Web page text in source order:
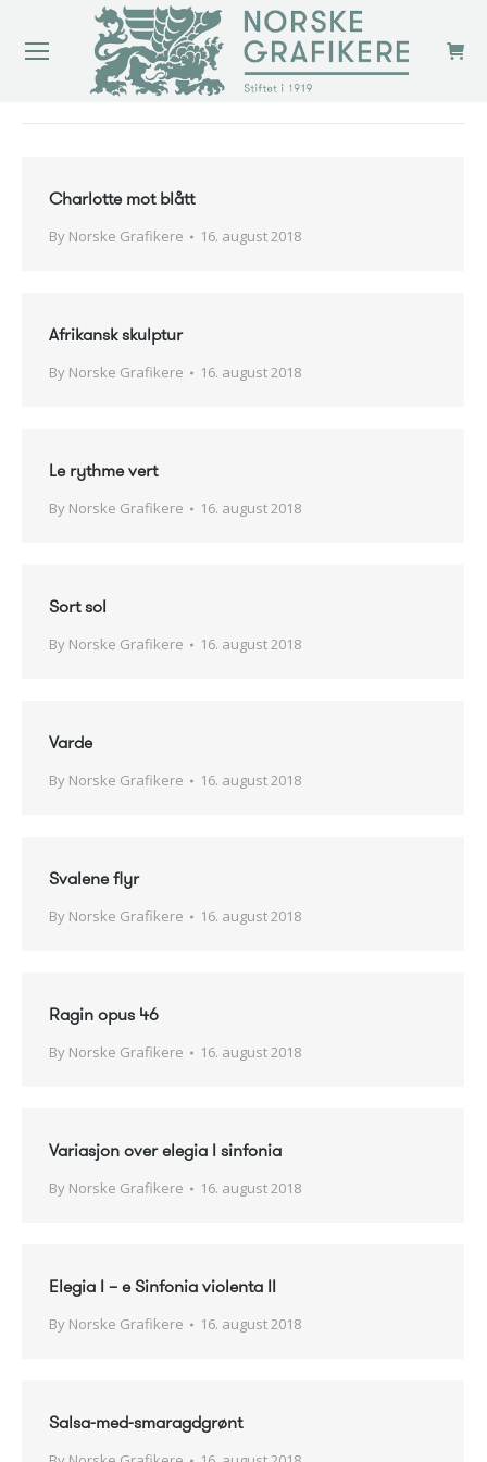
Charlotte mot blått
By Norske Grafikere 16. august 2018
Afrikansk skulptur
By Norske Grafikere 16. august 2018
Le rythme vert
By Norske Grafikere 16. august 2018
Sort sol
By Norske Grafikere 16. august 2018
Varde
By Norske Grafikere 16. august 2018
Svalene flyr
By Norske Grafikere 16. august 2018
Ragin opus 46
By Norske Grafikere 16. august 2018
Variasjon over elegia I sinfonia
By Norske Grafikere 16. august 2018
Elegia I – e Sinfonia violenta II
By Norske Grafikere 16. august 2018
Salsa-med-smaragdgrønt